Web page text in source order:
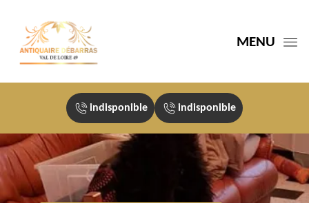
MENU
indisponible indisponible